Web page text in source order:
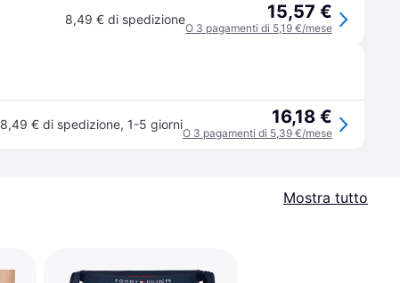
8,49 € di spedizione 15,57 €
O 3 pagamenti di 5,19 €/mese
8,49 € di spedizione, 1-5 giorni 16,18 €
O 3 pagamenti di 5,39 €/mese
Mostra tutto